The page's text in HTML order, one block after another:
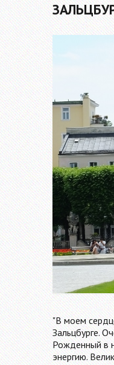
"В моем
Зальцбурге.
Рожденный в
энергию.